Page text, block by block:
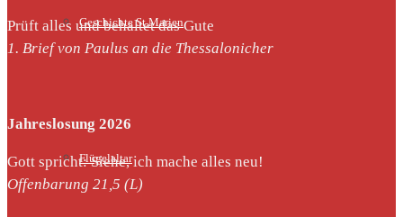
Geschichte St.Marien
Flügelaltar
Prüft alles und behaltet das Gute
1. Brief von Paulus an die Thessalonicher
Jahreslosung 2026
Gott spricht: Siehe, ich mache alles neu!
Offenbarung 21,5 (L)